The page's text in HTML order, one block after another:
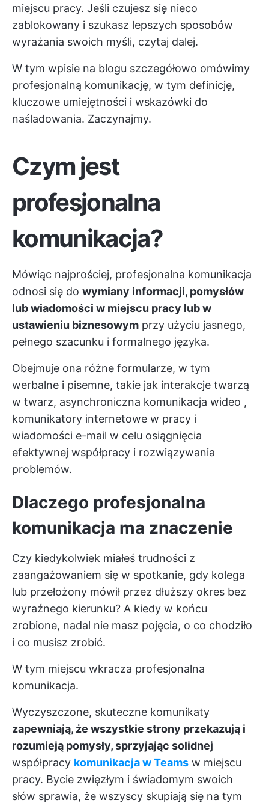
miejscu pracy. Jeśli czujesz się nieco
zablokowany i szukasz lepszych sposobów
wyrażania swoich myśli, czytaj dalej.
W tym wpisie na blogu szczegółowo omówimy
profesjonalną komunikację, w tym definicję,
kluczowe umiejętności i wskazówki do
naśladowania. Zaczynajmy.
Czym jest
profesjonalna
komunikacja?
Mówiąc najprościej, profesjonalna komunikacja
odnosi się do wymiany informacji, pomysłów
lub wiadomości w miejscu pracy lub w
ustawieniu biznesowym przy użyciu jasnego,
pełnego szacunku i formalnego języka.
Obejmuje ona różne formularze, w tym
werbalne i pisemne, takie jak interakcje twarzą
w twarz, asynchroniczna komunikacja wideo ,
komunikatory internetowe w pracy i
wiadomości e-mail w celu osiągnięcia
efektywnej współpracy i rozwiązywania
problemów.
Dlaczego profesjonalna
komunikacja ma znaczenie
Czy kiedykolwiek miałeś trudności z
zaangażowaniem się w spotkanie, gdy kolega
lub przełożony mówił przez dłuższy okres bez
wyraźnego kierunku? A kiedy w końcu
zrobione, nadal nie masz pojęcia, o co chodziło
i co musisz zrobić.
W tym miejscu wkracza profesjonalna
komunikacja.
Wyczyszczone, skuteczne komunikaty
zapewniają, że wszystkie strony przekazują i
rozumieją pomysły, sprzyjając solidnej
współpracy komunikacja w Teams w miejscu
pracy. Bycie zwięzłym i świadomym swoich
słów sprawia, że wszyscy skupiają się na tym